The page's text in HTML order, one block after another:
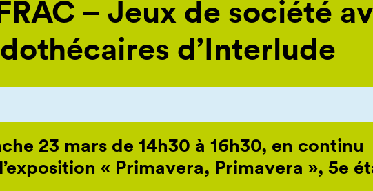
– Jeux de société
d’Interlude
23 mars de 14h30 à 16h30, en continu
« Primavera, Primavera », 5e